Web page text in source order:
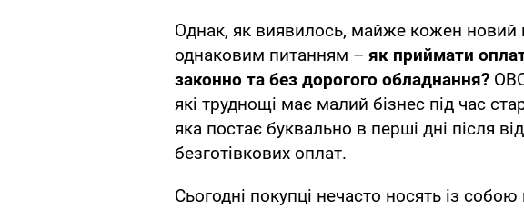
Однак, як виявилось, майже кожен новий
однаковим питанням – як приймати
законно та без дорогого обладнання?
які труднощі має малий бізнес під час
яка постає буквально в перші дні після
безготівкових оплат.
Сьогодні покупці нечасто носять із